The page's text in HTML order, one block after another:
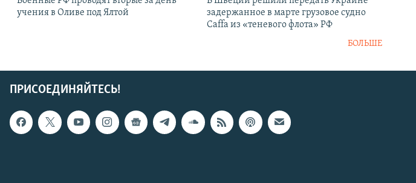
учения в Оливе под Ялтой
задержанное в марте грузовое судно
Caffa из «теневого флота» РФ
БОЛЬШЕ
ПРИСОЕДИНЯЙТЕСЬ!